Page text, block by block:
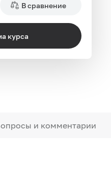
В сравнение
курса
и комментарии